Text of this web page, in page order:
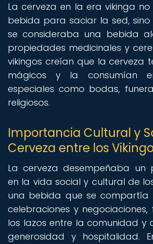
La cerveza en la era vikinga
bebida para saciar la sed,
se consideraba una bebida
propiedades medicinales y
vikingos creían que la cerveza
mágicos y la consumían
especiales como bodas,
religiosos.
Importancia Cultural y
Cerveza entre los
La cerveza desempeñaba un
en la vida social y cultural de
una bebida que se compartía
celebraciones y negociaciones,
los lazos entre la comunidad y
generosidad y hospitalidad.